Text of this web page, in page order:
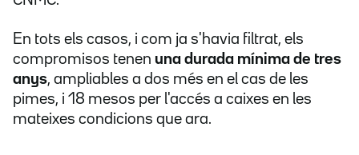
En tots els casos, i com ja s'havia filtrat, els
compromisos tenen una durada mínima de tres
anys, ampliables a dos més en el cas de les
pimes, i 18 mesos per l'accés a caixes en les
mateixes condicions que ara.